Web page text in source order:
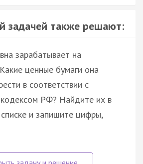
задачей также решают:
зарабатывает на
ценные бумаги она
в соответствии с
РФ? Найдите их в
и запишите цифры,